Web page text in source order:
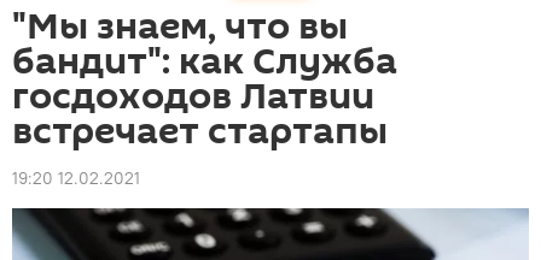
"Мы знаем, что вы
бандит": как Служба
госдоходов Латвии
встречает стартапы
19:20 12.02.2021